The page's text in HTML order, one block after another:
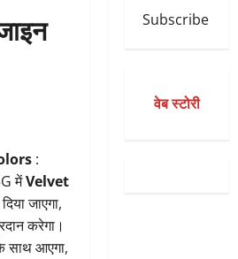
:
मेंVelvet
जाएगा,
करेगा।
साथ आएगा,
Subscribe
वेब स्टोरी